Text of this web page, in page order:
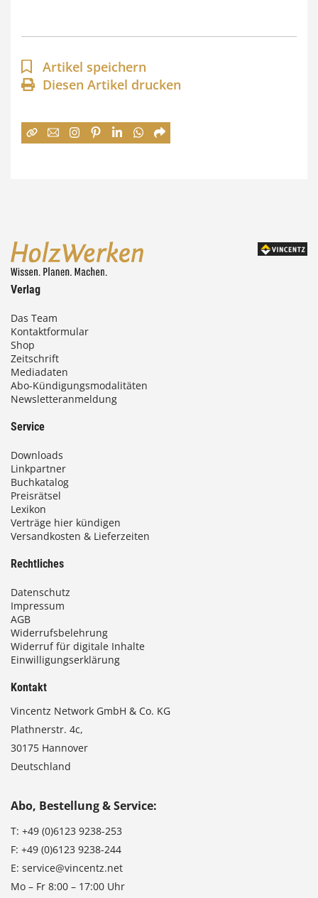
p
a
n
e
0
€
Artikel speichern
Diesen Artikel drucken
Verlag
Das Team
Kontaktformular
Shop
Zeitschrift
Mediadaten
Abo-Kündigungsmodalitäten
Newsletteranmeldung
Service
Downloads
Linkpartner
Buchkatalog
Preisrätsel
Lexikon
Verträge hier kündigen
Versandkosten & Lieferzeiten
Rechtliches
Datenschutz
Impressum
AGB
Widerrufsbelehrung
Widerruf für digitale Inhalte
Einwilligungserklärung
Kontakt
Vincentz Network GmbH & Co. KG
Plathnerstr. 4c,
30175 Hannover
Deutschland
Abo, Bestellung & Service:
T: +49 (0)6123 9238-253
F: +49 (0)6123 9238-244
E: service@vincentz.net
Mo – Fr 8:00 – 17:00 Uhr